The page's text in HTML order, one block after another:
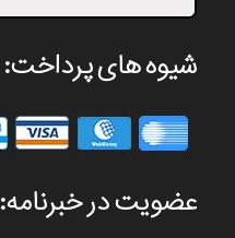
شیوه های پرداخت:
عضویت در خبرنامه: